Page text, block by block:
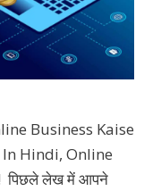
Business Kaise
Hindi, Online
पिछले लेख में आपने